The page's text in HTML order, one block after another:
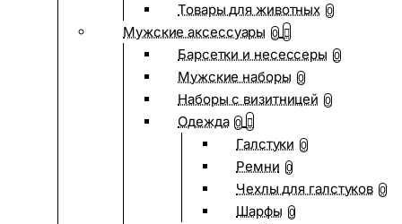
Товары для животных 0
Мужские аксессуары 0
Барсетки и несессеры 0
Мужские наборы 0
Наборы с визитницей 0
Одежда 0
Галстуки 0
Ремни 0
Чехлы для галстуков 0
Шарфы 0